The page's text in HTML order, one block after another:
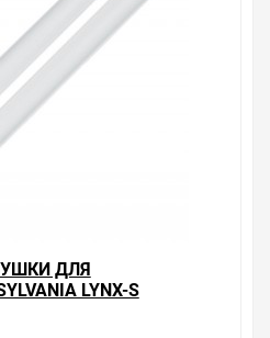
нашем ассортименте. Если он
осуществляется в
Федерации «О
Это не значит, что нужно
решение проблемы.
урегулируется проблема,
заменяем некачественный
ожиданиям, или
для насекомых Sylvania
гель-лак-полимер на
Также можно получить
мы продаем, узнать
товара, получить
ДЛЯ
LYNX-S